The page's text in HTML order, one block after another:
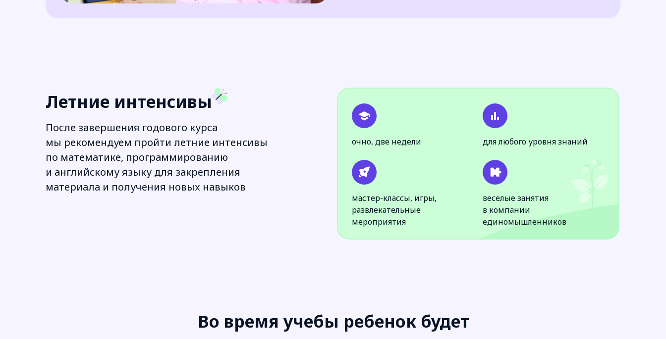
веселые занятия
в компании
единомышленников
мастер-классы, игры,
развлекательные
мероприятия
для любого уровня знаний
очно, две недели
После завершения годового курса
мы рекомендуем пройти летние интенсивы
по математике, программированию
и английскому языку для закрепления
материала и получения новых навыков
Летние интенсивы
Во время учебы ребенок будет